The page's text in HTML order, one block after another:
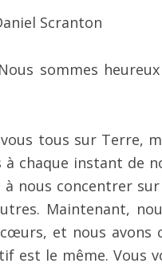
Scranton
sommes
tous sur Terre,
chaque instant de
nous concentrer
Maintenant,
et nous avons
est le même. Vous